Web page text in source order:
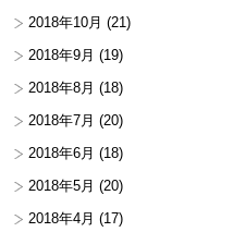
2018年10月 (21)
2018年9月 (19)
2018年8月 (18)
2018年7月 (20)
2018年6月 (18)
2018年5月 (20)
2018年4月 (17)